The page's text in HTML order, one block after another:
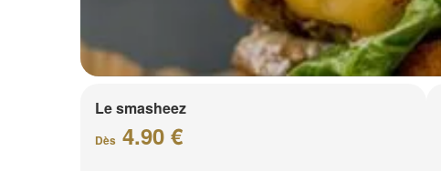
Le smasheez
Dès 4.90 €